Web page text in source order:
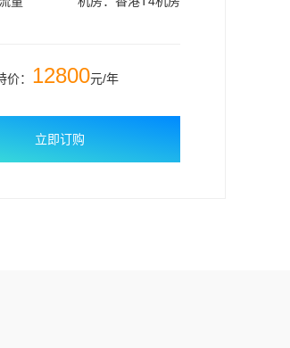
价： 12800元/年
立即订购